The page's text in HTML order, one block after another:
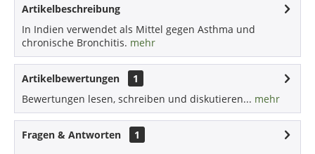
Artikelbeschreibung
In Indien verwendet als Mittel gegen Asthma und
chronische Bronchitis. mehr
Artikelbewertungen
1
Bewertungen lesen, schreiben und diskutieren... mehr
Fragen & Antworten 1